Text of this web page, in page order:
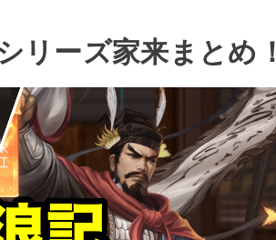
リーズ家来まとめ！